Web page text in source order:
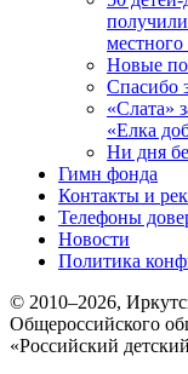
местного
Новые
Спасибо
«Слата»
«Елка
Ни дня
Гимн фонда
Контакты и
Телефоны
Новости
Политика
© 2010–2026,
Общероссийского
«Российский